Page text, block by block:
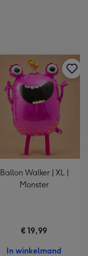
Ballon Walker | XL |
Monster
€ 19,99
In winkelmand